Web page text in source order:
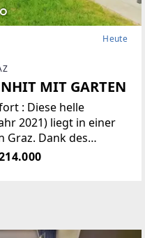
Heute
MIT GARTEN
: Diese helle
2021) liegt in einer
Graz. Dank des
alles wie neu. Das
ist die